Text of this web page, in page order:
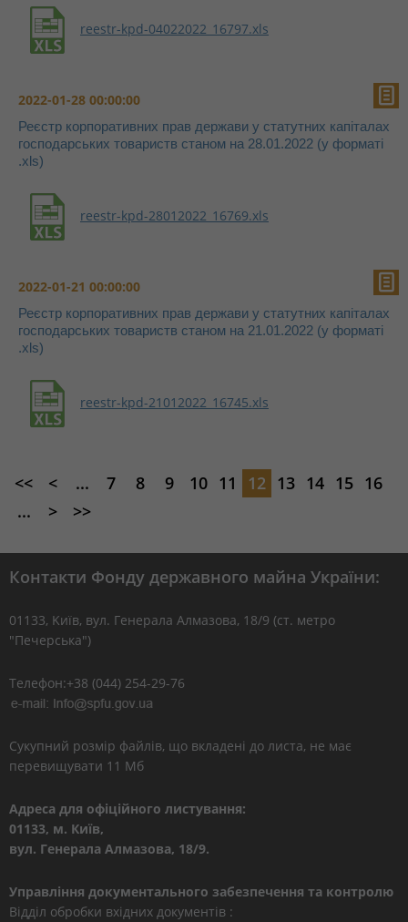
reestr-kpd-04022022_16797.xls
2022-01-28 00:00:00
Реєстр корпоративних прав держави у статутних капіталах
господарських товариств станом на 28.01.2022 (у форматі
.xls)
reestr-kpd-28012022_16769.xls
2022-01-21 00:00:00
Реєстр корпоративних прав держави у статутних капіталах
господарських товариств станом на 21.01.2022 (у форматі
.xls)
reestr-kpd-21012022_16745.xls
<< < ... 7 8 9 10 11 12 13 14 15 16
...
> >>
Контакти Фонду державного майна України:
01133, Kиїв, вул. Генерала Алмазова, 18/9 (ст. метро
"Печерська")
Телефон:+38 (044) 254-29-76
Сукупний розмір файлів, що вкладені до листа, не має
перевищувати 11 Мб
Адреса для офіційного листування:
01133, м. Київ,
вул. Генерала Алмазова, 18/9.
Управління документального забезпечення та контролю
Відділ обробки вхідних документів :